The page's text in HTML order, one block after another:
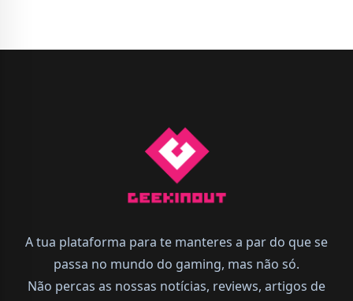
A tua plataforma para te manteres a par do que se
passa no mundo do gaming, mas não só.
Não percas as nossas notícias, reviews, artigos de